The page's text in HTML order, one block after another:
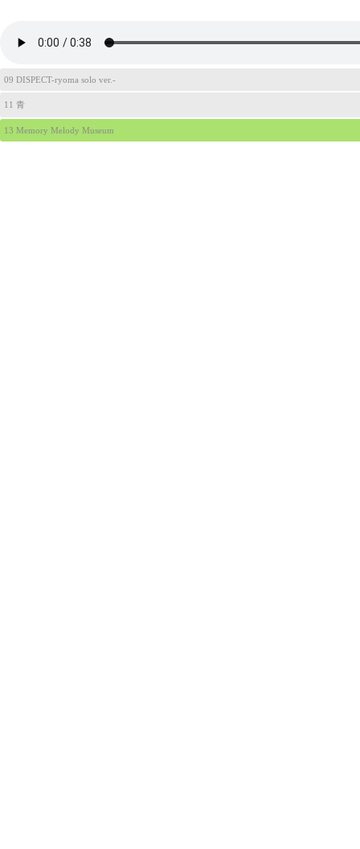
09 DISPECT-ryoma solo ver.-
11 青
13 Memory Melody Museum